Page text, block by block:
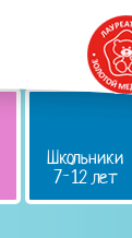
Школьники
7-12 лет